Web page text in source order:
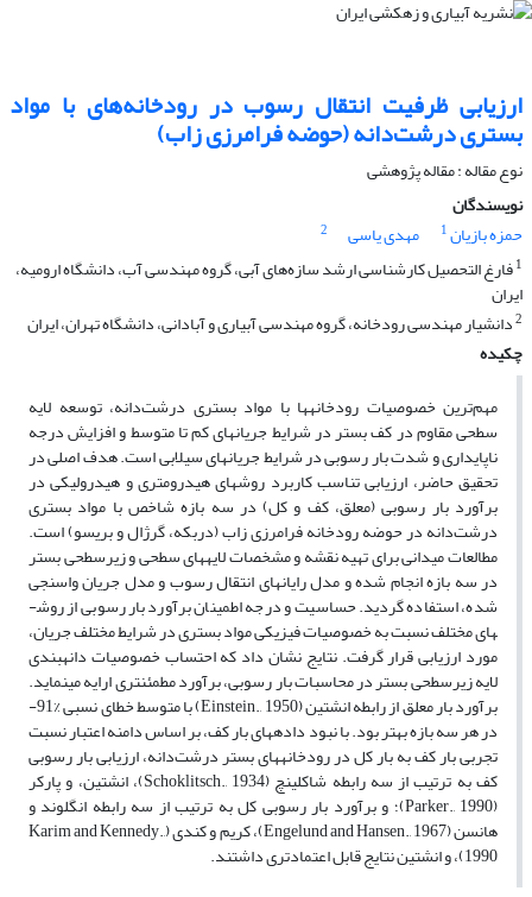
ارزیابی ظرفیت انتقال رسوب در رودخانه‌های با مواد
بستری درشت‌دانه (حوضه فرامرزی زاب)
نوع مقاله : مقاله پژوهشی
نویسندگان
حمزه بازیان1 مهدی یاسی
2
1فارغ التحصیل کارشناسی ارشد سازه‌های آبی، گروه مهندسی آب، دانشگاه ارومیه،
ایران
2دانشیار مهندسی رودخانه، گروه مهندسی آبیاری و آبادانی، دانشگاه تهران، ایران
چکیده
مهم‌ترین خصوصیات رودخانه­ها با مواد بستری درشت‌دانه، توسعه لایه
سطحی مقاوم در کف بستر در شرایط جریان­های کم تا متوسط و افزایش درجه
ناپایداری و شدت بار رسوبی در شرایط جریان­های سیلابی است. هدف اصلی در
تحقیق حاضر، ارزیابی تناسب کاربرد روش­های هیدرومتری و هیدرولیکی در
برآورد بار رسوبی (معلق، کف و کل) در سه بازه شاخص با مواد بستری
درشت‌دانه در حوضه رودخانه فرامرزی زاب (دربکه، گرژال و بریسو) است.
مطالعات میدانی برای تهیه نقشه و مشخصات لایه­های سطحی و زیرسطحی بستر
در سه بازه انجام شده و مدل رایانه­ای انتقال رسوب و مدل جریان واسنجی
شده، استفاده گردید. حساسیت و درجه اطمینان برآورد بار رسوبی از روش­
های مختلف نسبت به خصوصیات فیزیکی مواد بستری در شرایط مختلف جریان،
مورد ارزیابی قرار گرفت. نتایج نشان داد که احتساب خصوصیات دانه­بندی
لایه زیرسطحی بستر در محاسبات بار رسوبی، برآورد مطمئن­تری ارایه می­نماید.
برآورد بار معلق از رابطه انشتین (Einstein., 1950) با متوسط خطای نسبی %91-
در هر سه بازه بهتر بود. با نبود داده­های بار کف، بر اساس دامنه اعتبار نسبت
تجربی بار کف به بار کل در رودخانه­های بستر درشت‌دانه، ارزیابی بار رسوبی
کف به ترتیب از سه رابطه شاکلینچ (Schoklitsch., 1934)، انشتین، و پارکر
(Parker., 1990)؛ و برآورد بار رسوبی کل به ترتیب از سه رابطه انگلوند و
هانسن (Engelund and Hansen., 1967)، کریم و کندی (Karim and Kennedy.,
1990)، و انشتین نتایج قابل اعتمادتری داشتند.